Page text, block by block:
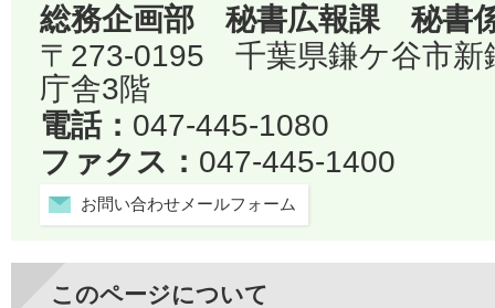
総務企画部 秘書広報課 秘書
〒273-0195 千葉県鎌ケ谷市
庁舎3階
電話： 047-445-1080
ファクス： 047-445-1400
お問い合わせメールフォーム
このページについて